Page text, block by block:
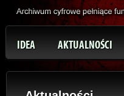
IDEA AKTUALNOŚCI